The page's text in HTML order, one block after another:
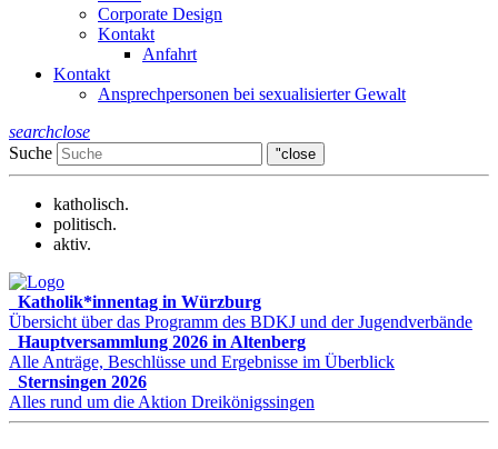
Corporate Design
Kontakt
Anfahrt
Kontakt
Ansprechpersonen bei sexualisierter Gewalt
searchclose
Suche
"close
katholisch.
politisch.
aktiv.
Katholik*innentag in Würzburg
Übersicht über das Programm des BDKJ und der Jugendverbände
Hauptversammlung 2026 in Altenberg
Alle Anträge, Beschlüsse und Ergebnisse im Überblick
Sternsingen 2026
Alles rund um die Aktion Dreikönigssingen